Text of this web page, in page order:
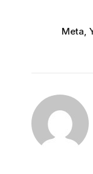
Meta,